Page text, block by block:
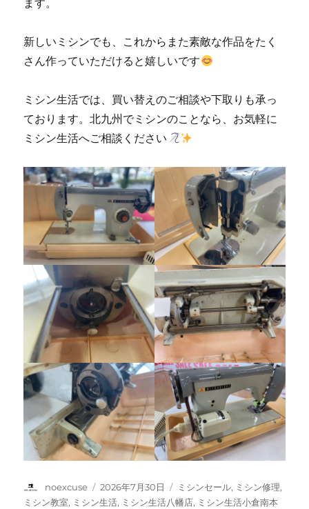
新しいミシンでも、これからまた素敵な作品をたく
さん作っていただけると嬉しいです
ミシン生活では、買い替えのご相談や下取りも承っ
ております。北九州でミシンのことなら、お気軽に
ミシン生活へご相談ください
投
稿
noexcuse
投
稿
2026年7月30日
カ
テ
ミシンセール, ミシン修理,
ミシン教室, ミシン生活, ミシン生活八幡店, ミシン生活小倉南本